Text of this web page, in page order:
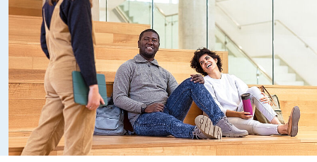
Offrir une formation de consultante ou consultant
professionnel dans des domaines stratégiques
(éthique, politique, communication)
Former des chercheurs et chercheuses de haut
niveau